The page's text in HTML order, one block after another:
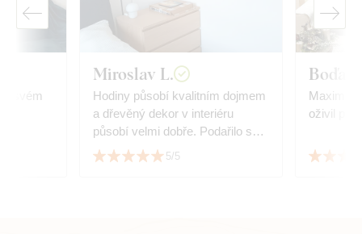
svém
Miroslav L.
Hodiny působí kvalitním dojmem
a dřevěný dekor v interiéru
působí velmi dobře. Podařilo se
sladit s dekorem podlahy.
5/5
Boďa
Maximální
oživil